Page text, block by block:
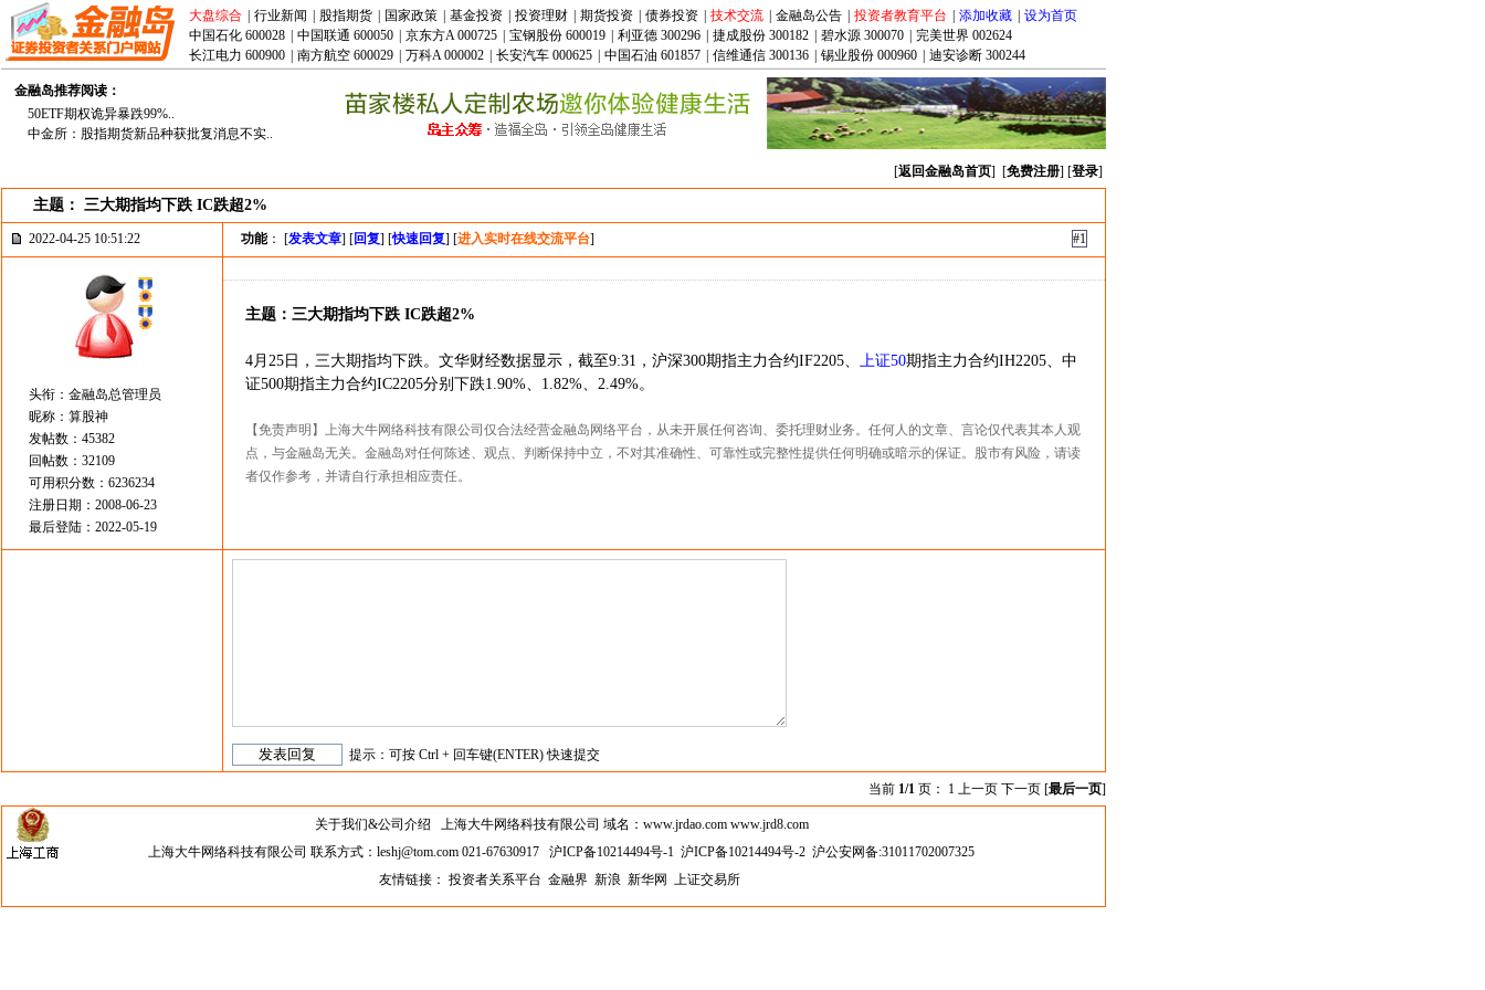
大盘综合 行业新闻 股指期货 国家政策 基金投资 投资理财 期货投资 债券投资 技术交流 金融岛公告 投资者教育平台 添加收藏
设为首页
中国石化 600028
中国联通 600050 京东方A 000725 宝钢股份 600019 利亚德 300296 捷成股份 300182 碧水源 300070
完美世界 002624
长江电力 600900
南方航空 600029 万科A 000002 长安汽车 000625 中国石油 601857 信维通信 300136 锡业股份 000960 迪安诊断 300244
金融岛推荐阅读：
50ETF期权诡异暴跌99%..
中金所：股指期货新品种获批复消息不实..
[返回金融岛首页] [免费注册] [登录]
主题： 三大期指均下跌 IC跌超2%
2022-04-25 10:51:22 功能： [发表文章] [回复] [快速回复] [进入实时在线交流平台] #1
头衔：金融岛总管理员
昵称：算股神
发帖数：45382
回帖数：32109
可用积分数：6236234
注册日期：2008-06-23
最后登陆：2022-05-19
主题：三大期指均下跌 IC跌超2%
4月25日，三大期指均下跌。文华财经数据显示，截至9:31，沪深300期指主力合约IF2205、 上证50期指主力合约IH2205、中
证500期指主力合约IC2205分别下跌1.90%、1.82%、2.49%。
【免责声明】上海大牛网络科技有限公司仅合法经营金融岛网络平台，从未开展任何咨询、委托理财业务。任何人的文章、言论仅代表其本人观
点，与金融岛无关。金融岛对任何陈述、观点、判断保持中立，不对其准确性、可靠性或完整性提供任何明确或暗示的保证。股市有风险，请读
者仅作参考，并请自行承担相应责任。
提示：可按 Ctrl + 回车键(ENTER) 快速提交
当前 1/1 页： 1 上一页 下一页 [最后一页]
关于我们&公司介绍 上海大牛网络科技有限公司 域名：www.jrdao.com www.jrd8.com
上海大牛网络科技有限公司 联系方式：leshj@tom.com 021-67630917沪ICP备10214494号-1 沪ICP备10214494号-2 沪公安网备:31011702007325
友情链接：投资者关系平台 金融界 新浪 新华网 上证交易所